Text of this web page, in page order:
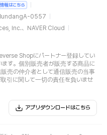
報はこちら
0557
Inc.、NAVER Cloud
Shopにパートナー登録してい
す。個別販売者が販売する商品に
売の仲介者として通信販売の当事
引に関して一切の責任を負いませ
アプリダウンロードはこちら